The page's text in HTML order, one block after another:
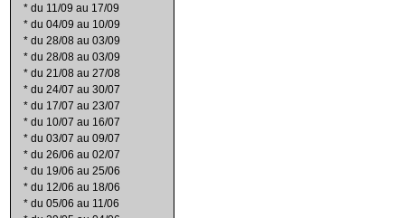
* du 11/09 au 17/09
* du 04/09 au 10/09
* du 28/08 au 03/09
* du 28/08 au 03/09
* du 21/08 au 27/08
* du 24/07 au 30/07
* du 17/07 au 23/07
* du 10/07 au 16/07
* du 03/07 au 09/07
* du 26/06 au 02/07
* du 19/06 au 25/06
* du 12/06 au 18/06
* du 05/06 au 11/06